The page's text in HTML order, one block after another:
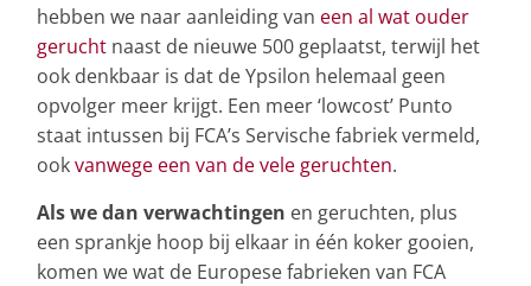
hebben we naar aanleiding van een al wat ouder
gerucht naast de nieuwe 500 geplaatst, terwijl het
ook denkbaar is dat de Ypsilon helemaal geen
opvolger meer krijgt. Een meer ‘lowcost’ Punto
staat intussen bij FCA’s Servische fabriek vermeld,
ookvanwege een van de vele geruchten.
Als we dan verwachtingen en geruchten, plus
een sprankje hoop bij elkaar in één koker gooien,
komen we wat de Europese fabrieken van FCA